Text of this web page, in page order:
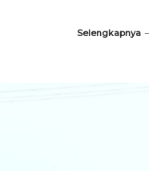
Selengkapnya